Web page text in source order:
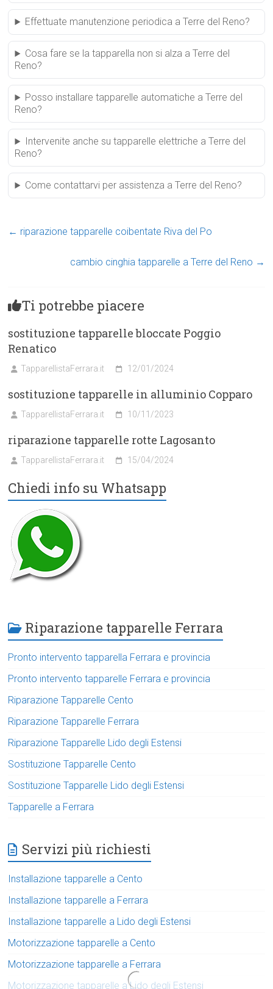
Effettuate manutenzione periodica a Terre del Reno?
Cosa fare se la tapparella non si alza a Terre del
Reno?
Posso installare tapparelle automatiche a Terre del
Reno?
Intervenite anche su tapparelle elettriche a Terre del
Reno?
Come contattarvi per assistenza a Terre del Reno?
← riparazione tapparelle coibentate Riva del Po
cambio cinghia tapparelle a Terre del Reno →
Ti potrebbe piacere
sostituzione tapparelle bloccate Poggio
Renatico
TapparellistaFerrara.it 12/01/2024
sostituzione tapparelle in alluminio Copparo
TapparellistaFerrara.it 10/11/2023
riparazione tapparelle rotte Lagosanto
TapparellistaFerrara.it 15/04/2024
Chiedi info su Whatsapp
Riparazione tapparelle Ferrara
Pronto intervento tapparella Ferrara e provincia
Pronto intervento tapparelle Ferrara e provincia
Riparazione Tapparelle Cento
Riparazione Tapparelle Ferrara
Riparazione Tapparelle Lido degli Estensi
Sostituzione Tapparelle Cento
Sostituzione Tapparelle Lido degli Estensi
Tapparelle a Ferrara
Servizi più richiesti
Installazione tapparelle a Cento
Installazione tapparelle a Ferrara
Installazione tapparelle a Lido degli Estensi
Motorizzazione tapparelle a Cento
Motorizzazione tapparelle a Ferrara
Motorizzazione tapparelle a Lido degli Estensi